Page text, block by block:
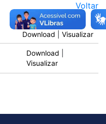
Voltar
Download Visualizar
Download
Visualizar